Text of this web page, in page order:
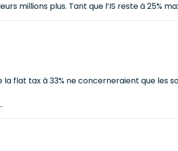
millions plus. Tant que l’IS reste à 25%
flat tax à 33% ne concerneraient que les